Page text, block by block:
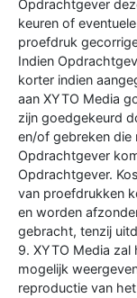
Opdrachtgever
keuren of
proefdruk
Indien
korter indien
aan XYTO Media
zijn goedgekeurd
en/of gebreken die
Opdrachtgever
Opdrachtgever.
van proefdrukken
en worden
gebracht, tenzij
9. XYTO Media
mogelijk
reproductie van